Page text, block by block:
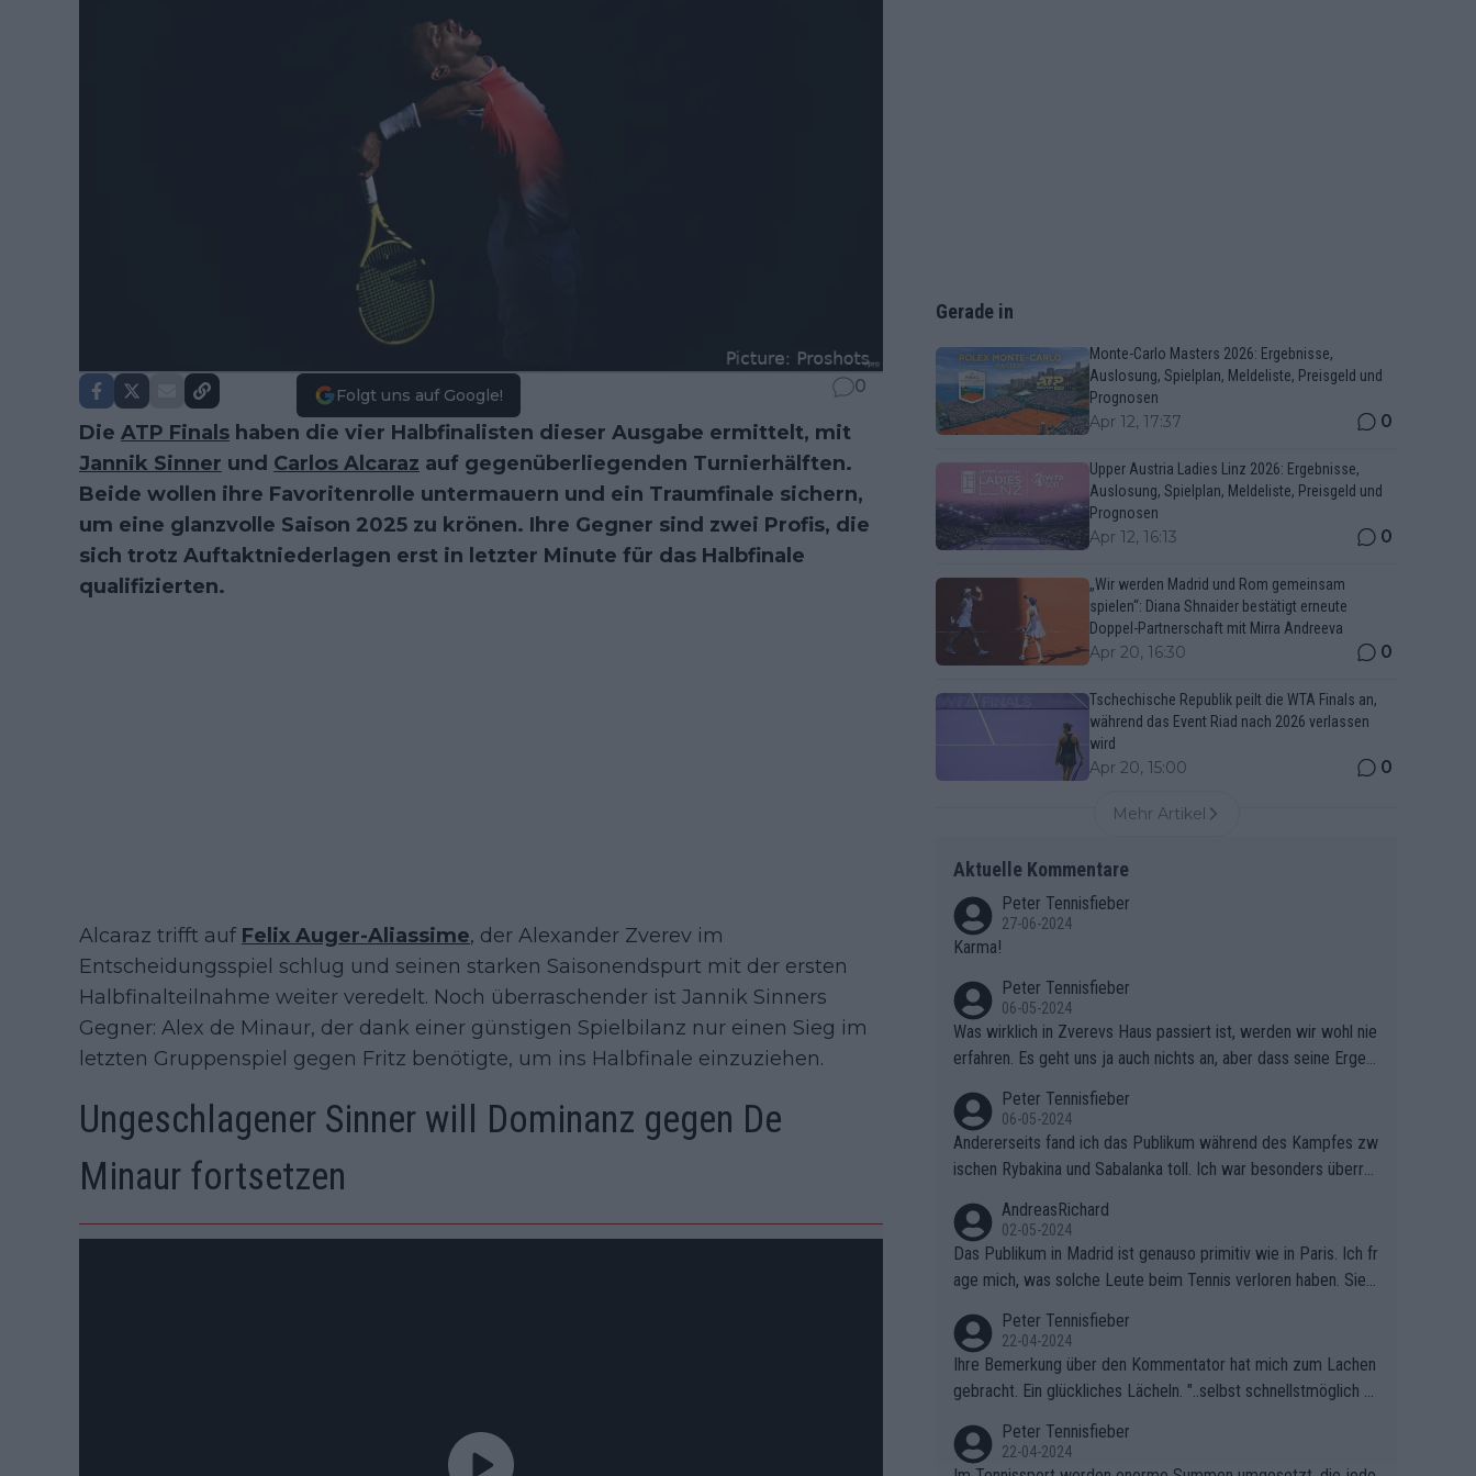
Folgt uns auf Google! 0
Die ATP Finals haben die vier Halbfinalisten dieser Ausgabe ermittelt, mit
Jannik Sinner und Carlos Alcaraz auf gegenüberliegenden Turnierhälften.
Beide wollen ihre Favoritenrolle untermauern und ein Traumfinale sichern,
um eine glanzvolle Saison 2025 zu krönen. Ihre Gegner sind zwei Profis, die
sich trotz Auftaktniederlagen erst in letzter Minute für das Halbfinale
qualifizierten.
Alcaraz trifft auf Felix Auger-Aliassime, der Alexander Zverev im
Entscheidungsspiel schlug und seinen starken Saisonendspurt mit der ersten
Halbfinalteilnahme weiter veredelt. Noch überraschender ist Jannik Sinners
Gegner: Alex de Minaur, der dank einer günstigen Spielbilanz nur einen Sieg im
letzten Gruppenspiel gegen Fritz benötigte, um ins Halbfinale einzuziehen.
Ungeschlagener Sinner will Dominanz gegen De
Minaur fortsetzen
Gerade in
Monte-Carlo Masters 2026: Ergebnisse,
Auslosung, Spielplan, Meldeliste, Preisgeld und
Prognosen
Apr 12, 17:37 0
Upper Austria Ladies Linz 2026: Ergebnisse,
Auslosung, Spielplan, Meldeliste, Preisgeld und
Prognosen
Apr 12, 16:13 0
„Wir werden Madrid und Rom gemeinsam
spielen“: Diana Shnaider bestätigt erneute
Doppel-Partnerschaft mit Mirra Andreeva
Apr 20, 16:30 0
Tschechische Republik peilt die WTA Finals an,
während das Event Riad nach 2026 verlassen
wird
Apr 20, 15:00 0
Mehr Artikel
Aktuelle Kommentare
Peter Tennisfieber
27-06-2024
Karma!
Peter Tennisfieber
06-05-2024
Was wirklich in Zverevs Haus passiert ist, werden wir wohl nie
erfahren. Es geht uns ja auch nichts an, aber dass seine Ergeb
Peter Tennisfieber
06-05-2024
Andererseits fand ich das Publikum während des Kampfes zw
ischen Rybakina und Sabalanka toll. Ich war besonders überras
AndreasRichard
02-05-2024
Das Publikum in Madrid ist genauso primitiv wie in Paris. Ich fr
age mich, was solche Leute beim Tennis verloren haben. Sie s
ben.
Peter Tennisfieber
22-04-2024
Ihre Bemerkung über den Kommentator hat mich zum Lachen
gebracht. Ein glückliches Lächeln. "..selbst schnellstmöglich na
Peter Tennisfieber
22-04-2024